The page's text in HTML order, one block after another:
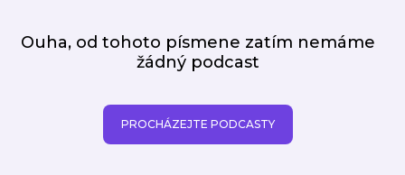
Ouha, od tohoto písmene zatím nemáme
žádný podcast
PROCHÁZEJTE PODCASTY